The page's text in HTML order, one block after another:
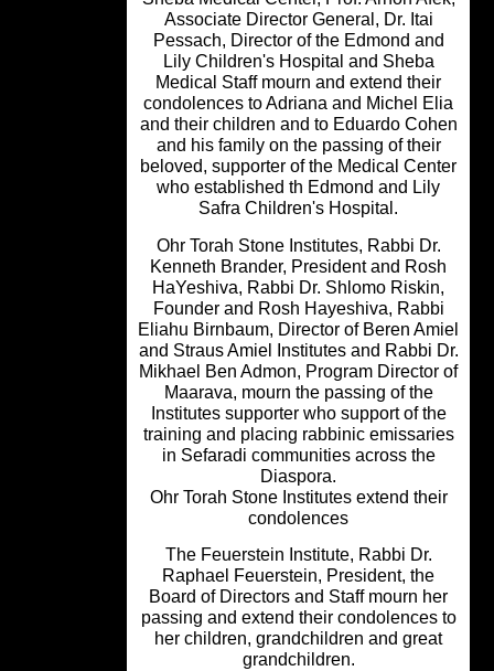
Associate Director General, Dr. Itai
Pessach, Director of the Edmond
Lily Children's Hospital and Sheba
Medical Staff mourn and extend
condolences to Adriana and Michel
and their children and to Eduardo
and his family on the passing of
beloved, supporter of the Medical
who established th Edmond and
Safra Children's Hospital.
Ohr Torah Stone Institutes, Rabbi
Kenneth Brander, President and
HaYeshiva, Rabbi Dr. Shlomo
Founder and Rosh Hayeshiva,
Eliahu Birnbaum, Director of Beren
and Straus Amiel Institutes and Rabbi
Mikhael Ben Admon, Program
Maarava, mourn the passing of the
Institutes supporter who support of
training and placing rabbinic
in Sefaradi communities across the
Diaspora.
Ohr Torah Stone Institutes extend
condolences
The Feuerstein Institute, Rabbi Dr.
Raphael Feuerstein, President, the
Board of Directors and Staff mourn
passing and extend their
her children, grandchildren and
grandchildren.